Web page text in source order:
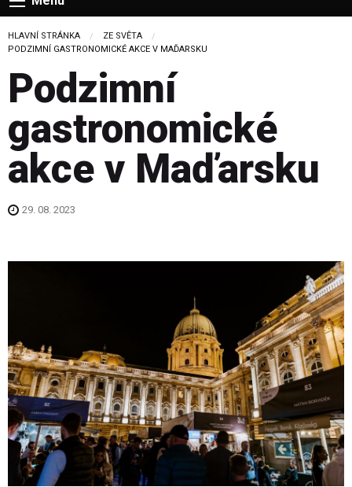
HLAVNÍ STRÁNKA
ZE SVĚTA
CURRENT:
PODZIMNÍ GASTRONOMICKÉ AKCE V MAĎARSKU
Podzimní
gastronomické
akce v Maďarsku
29. 08. 2023